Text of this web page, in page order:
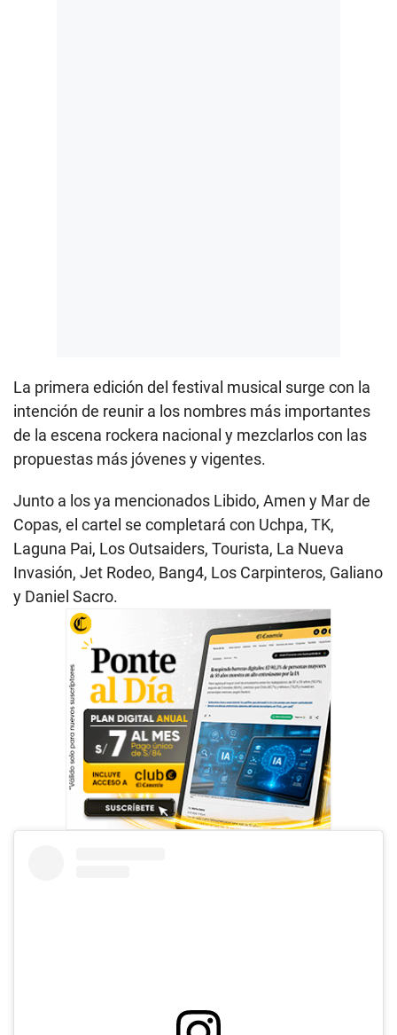
La primera edición del festival musical surge con la
intención de reunir a los nombres más importantes
de la escena rockera nacional y mezclarlos con las
propuestas más jóvenes y vigentes.
Junto a los ya mencionados Libido, Amen y Mar de
Copas, el cartel se completará con Uchpa, TK,
Laguna Pai, Los Outsaiders, Tourista, La Nueva
Invasión, Jet Rodeo, Bang4, Los Carpinteros, Galiano
y Daniel Sacro.